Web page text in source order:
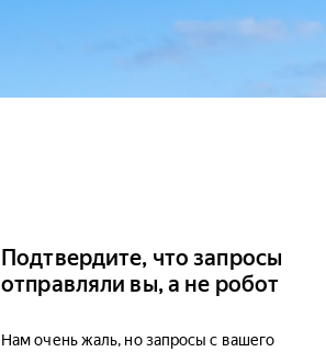
Подтвердите, что запросы
отправляли вы, а не робот
Нам очень жаль, но запросы с вашего